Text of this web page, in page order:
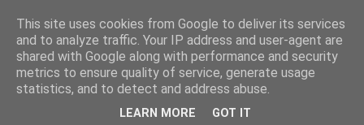
El cultural
cinematográfico de Jorge
This site uses cookies from Google to deliver its services
and to analyze traffic. Your IP address and user-agent are
shared with Google along with performance and security
metrics to ensure quality of service, generate usage
statistics, and to detect and address abuse.
LEARN MORE GOT IT